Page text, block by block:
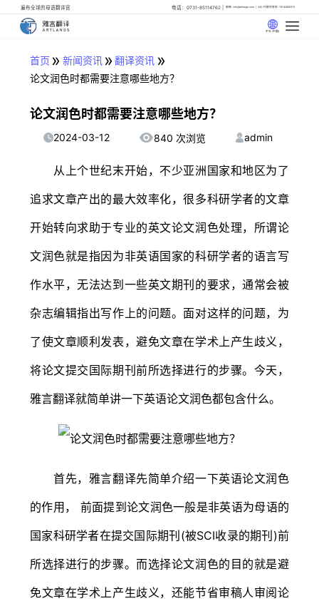
遍布全球的母语翻译官 电话：0731-85114762 邮箱: info@artlangs.com 24小时翻译管家: 18142666316
中文 (中国)
首页 » 新闻资讯» 翻译资讯 »
论文润色时都需要注意哪些地方？
论文润色时都需要注意哪些地方？
2024-03-12 840 次浏览 admin
从上个世纪末开始，不少亚洲国家和地区为了
追求文章产出的最大效率化，很多科研学者的文章
开始转向求助于专业的英文论文润色处理，所谓论
文润色就是指因为非英语国家的科研学者的语言写
作水平，无法达到一些英文期刊的要求，通常会被
杂志编辑指出写作上的问题。面对这样的问题，为
了使文章顺利发表，避免文章在学术上产生歧义，
将论文提交国际期刊前所选择进行的步骤。今天，
雅言翻译就简单讲一下英语论文润色都包含什么。
首先，雅言翻译先简单介绍一下英语论文润色
的作用， 前面提到论文润色一般是非英语为母语的
国家科研学者在提交国际期刊(被SCI收录的期刊)前
所选择进行的步骤。而选择论文润色的目的就是避
免文章在学术上产生歧义，还能节省审稿人审阅论